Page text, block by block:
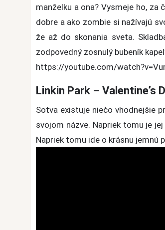
manželku a ona? Vysmeje ho,
dobre a ako zombie si nažívajú
že až do skonania sveta.
zodpovedný zosnulý bubeník
https://youtube.com/
Linkin Park – Valentine’s
Sotva existuje niečo vhodnejšie
svojom názve. Napriek tomu je
Napriek tomu ide o krásnu jemnú